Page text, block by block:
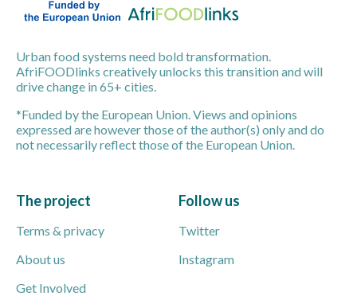
Urban food systems need bold transformation.
AfriFOODlinks creatively unlocks this transition and will
drive change in 65+ cities.
*Funded by the European Union. Views and opinions
expressed are however those of the author(s) only and do
not necessarily reflect those of the European Union.
The project
Terms & privacy
About us
Get Involved
Follow us
Twitter
Instagram